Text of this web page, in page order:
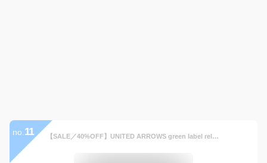
no. 11 【SALE／40%OFF】UNITED ARROWS green label relaxing ナイロンオックス ステンカラーコート -撥水- ユナイテッドアローズ アウトレット ジャケット・アウター ステンカラーコート グレー ベージュ ネイビー グリーン【送料無料】